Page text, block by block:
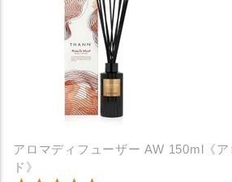
アロマディフューザー AW 150ml《
ド》